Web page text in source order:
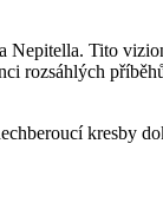
Tito
rozsáhlých
kresby